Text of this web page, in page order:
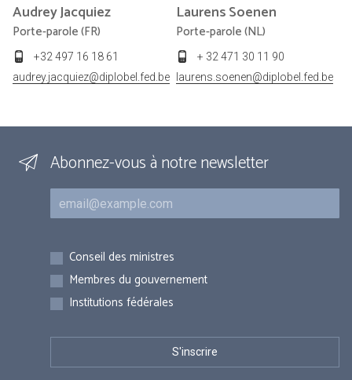
AudreyJacquiez
Porte-parole (FR)
+32 497 16 18 61
audrey.jacquiez@diplobel.fed.be
LaurensSoenen
Porte-parole (NL)
+ 32 471 30 11 90
laurens.soenen@diplobel.fed.be
Abonnez-vous à notre newsletter
Courriel
Inscriptions
Conseil des ministres
Membres du gouvernement
Institutions fédérales